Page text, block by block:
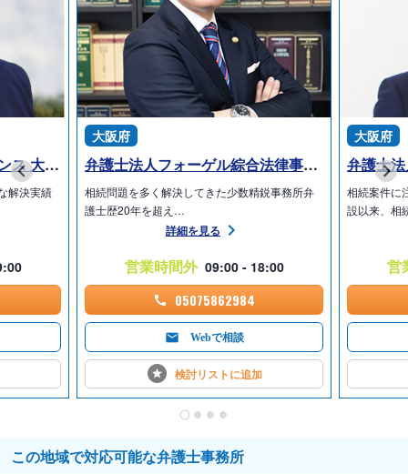
弁護士法人プロテクトスタンス 大阪事務所
解決実績
大阪府
弁護士法人フォーゲル綜合法律事務所 南森町事務所
相続問題を多く解決してきた少数精鋭事務所弁
護士歴20年を超え…
詳細を見る
営業時間外 09:00 - 18:00
05075862984
Webで相談
検討リストに追加
大阪府
相続案件に
設以来、相
営
この地域で対応可能な弁護士事務所